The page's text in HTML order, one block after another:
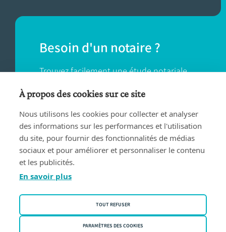
Besoin d'un notaire ?
Trouvez facilement une étude notariale
près de chez vous.
TROUVER UN NOTAIRE
Conditions d'utilisation
Politique des cookies
À propos des cookies sur ce site
Nous utilisons les cookies pour collecter et analyser
des informations sur les performances et l'utilisation
du site, pour fournir des fonctionnalités de médias
sociaux et pour améliorer et personnaliser le contenu
et les publicités.
En savoir plus
TOUT REFUSER
PARAMÈTRES DES COOKIES